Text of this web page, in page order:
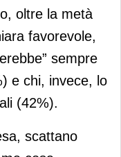
oltre la metà
favorevole,
sempre
e chi, invece, lo
(42%).
scattano